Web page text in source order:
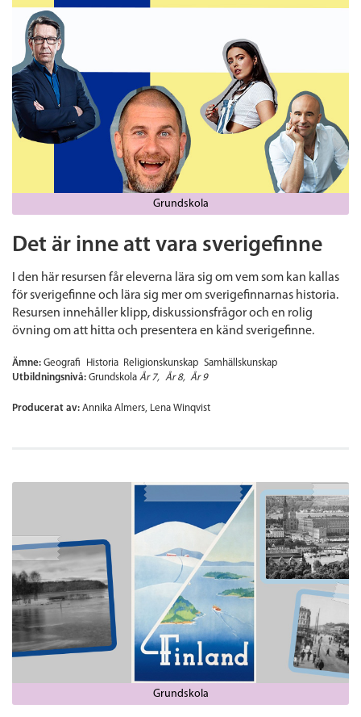
Grundskola
Det är inne att vara sverigefinne
I den här resursen får eleverna lära sig om vem som kan kallas
för sverigefinne och lära sig mer om sverigefinnarnas historia.
Resursen innehåller klipp, diskussionsfrågor och en rolig
övning om att hitta och presentera en känd sverigefinne.
Ämne: Geografi Historia Religionskunskap Samhällskunskap
Utbildningsnivå: Grundskola År 7 År 8 År 9
Producerat av: Annika Almers, Lena Winqvist
Grundskola